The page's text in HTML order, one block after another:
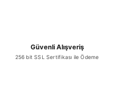
Güvenli Alışveriş
256 bit SSL Sertifikası ile Ödeme